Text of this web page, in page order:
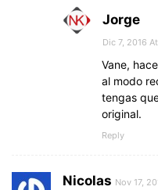
Jorge
Dic 7, 2016
Vane,
al modo
tengas
original.
Reply
Nicolas Nov 17,